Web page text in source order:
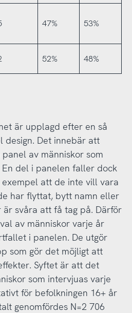
47% 53%
52% 48%
är upplagd efter en så
design. Det innebär att
av människor som
del i panelen faller dock
att de inte vill vara
har flyttat, bytt namn eller
svåra att få tag på. Därför
av människor varje år
i panelen. De utgör
som gör det möjligt att
Syftet är att det
som intervjuas varje
för befolkningen 16+ år
genomfördes N=2 706